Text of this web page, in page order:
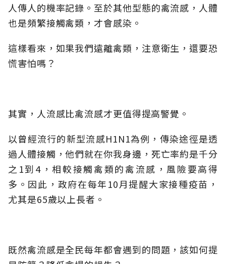
人傳人的機率記錄。至於其他型態的禽流感，人體
也是頻繁接觸禽類，才會感染。
這樣看來，如果我們遠離禽類，注意衛生，還要恐
慌害怕嗎？
其實，人流感比禽流感才更值得提高警覺。
以曾經流行的新型流感H1N1為例，傳染途徑是透
過人體接觸，他們就在你我身邊，死亡率約是千分
之1到4，相較接觸禽類的禽流感，風險要高得
多。因此，政府在每年10月提醒大家接種疫苗，
尤其是65歲以上長者。
既然禽流感是全民每年都會遇到的問題，該如何提